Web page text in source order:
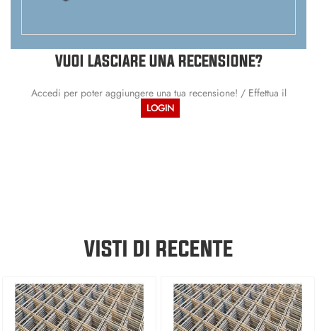
VUOI LASCIARE UNA RECENSIONE?
Accedi per poter aggiungere una tua recensione! / Effettua il
LOGIN
VISTI DI RECENTE